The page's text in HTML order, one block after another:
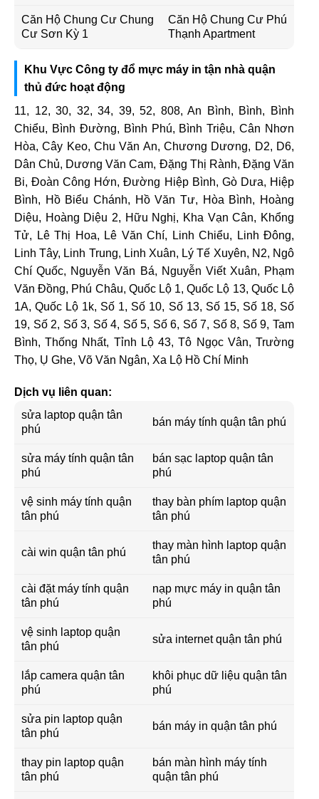
Căn Hộ Chung Cư Chung
Cư Sơn Kỳ 1
Căn Hộ Chung Cư Phú
Thạnh Apartment
Khu Vực Công ty đổ mực máy in tận nhà quận
thủ đức hoạt động
11, 12, 30, 32, 34, 39, 52, 808, An Bình, Bình, Bình
Chiểu, Bình Đường, Bình Phú, Bình Triệu, Cân Nhơn
Hòa, Cây Keo, Chu Văn An, Chương Dương, D2, D6,
Dân Chủ, Dương Văn Cam, Đặng Thị Rành, Đặng Văn
Bi, Đoàn Công Hớn, Đường Hiệp Bình, Gò Dưa, Hiệp
Bình, Hồ Biểu Chánh, Hồ Văn Tư, Hòa Bình, Hoàng
Diệu, Hoàng Diệu 2, Hữu Nghị, Kha Vạn Cân, Khổng
Tử, Lê Thị Hoa, Lê Văn Chí, Linh Chiểu, Linh Đông,
Linh Tây, Linh Trung, Linh Xuân, Lý Tế Xuyên, N2, Ngô
Chí Quốc, Nguyễn Văn Bá, Nguyễn Viết Xuân, Phạm
Văn Đồng, Phú Châu, Quốc Lộ 1, Quốc Lộ 13, Quốc Lộ
1A, Quốc Lộ 1k, Số 1, Số 10, Số 13, Số 15, Số 18, Số
19, Số 2, Số 3, Số 4, Số 5, Số 6, Số 7, Số 8, Số 9, Tam
Bình, Thống Nhất, Tỉnh Lộ 43, Tô Ngọc Vân, Trường
Thọ, Ụ Ghe, Võ Văn Ngân, Xa Lộ Hồ Chí Minh
Dịch vụ liên quan:
sửa laptop quận tân
phú
bán máy tính quận tân phú
sửa máy tính quận tân
phú
bán sạc laptop quận tân
phú
vệ sinh máy tính quận
tân phú
thay bàn phím laptop quận
tân phú
cài win quận tân phú
thay màn hình laptop quận
tân phú
cài đặt máy tính quận
tân phú
nạp mực máy in quận tân
phú
vệ sinh laptop quận
tân phú
sửa internet quận tân phú
lắp camera quận tân
phú
khôi phục dữ liệu quận tân
phú
sửa pin laptop quận
tân phú
bán máy in quận tân phú
thay pin laptop quận
tân phú
bán màn hình máy tính
quận tân phú